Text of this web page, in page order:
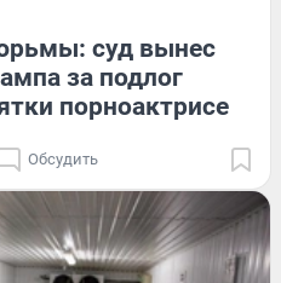
суд вынес
за подлог
порноактрисе
Обсудить